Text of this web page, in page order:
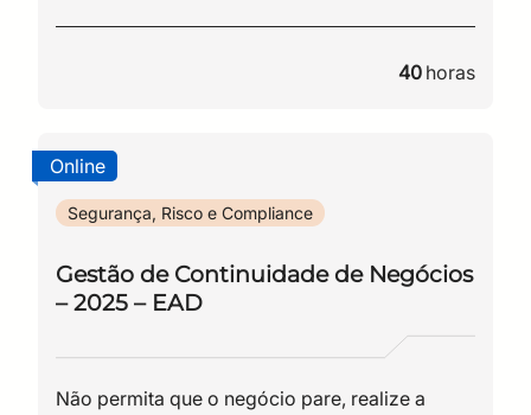
40 horas
Online
Segurança, Risco e Compliance
Gestão de Continuidade de Negócios
– 2025 – EAD
Não permita que o negócio pare, realize a